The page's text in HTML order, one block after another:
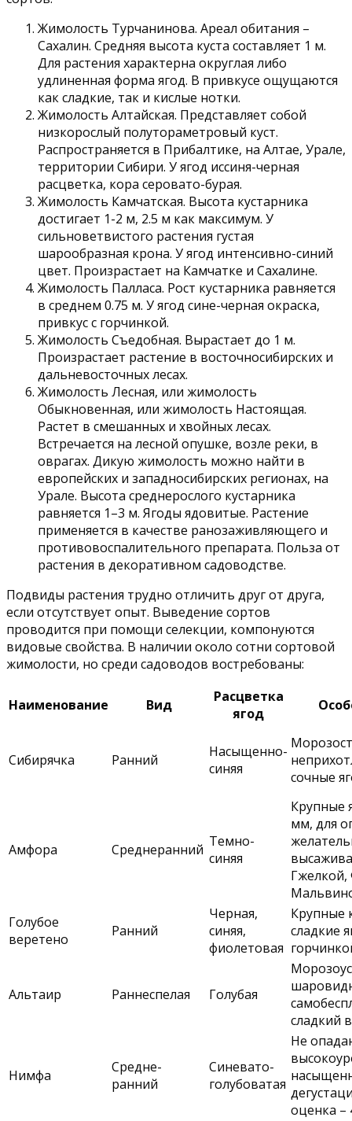
Жимолость Турчанинова. Ареал обитания –
Сахалин. Средняя высота куста составляет 1 м.
Для растения характерна округлая либо
удлиненная форма ягод. В привкусе ощущаются
как сладкие, так и кислые нотки.
Жимолость Алтайская. Представляет собой
низкорослый полутораметровый куст.
Распространяется в Прибалтике, на Алтае, Урале,
территории Сибири. У ягод иссиня-черная
расцветка, кора серовато-бурая.
Жимолость Камчатская. Высота кустарника
достигает 1-2 м, 2.5 м как максимум. У
сильноветвистого растения густая
шарообразная крона. У ягод интенсивно-синий
цвет. Произрастает на Камчатке и Сахалине.
Жимолость Палласа. Рост кустарника равняется
в среднем 0.75 м. У ягод сине-черная окраска,
привкус с горчинкой.
Жимолость Съедобная. Вырастает до 1 м.
Произрастает растение в восточносибирских и
дальневосточных лесах.
Жимолость Лесная, или жимолость
Обыкновенная, или жимолость Настоящая.
Растет в смешанных и хвойных лесах.
Встречается на лесной опушке, возле реки, в
оврагах. Дикую жимолость можно найти в
европейских и западносибирских регионах, на
Урале. Высота среднерослого кустарника
равняется 1–3 м. Ягоды ядовитые. Растение
применяется в качестве ранозаживляющего и
противовоспалительного препарата. Польза от
растения в декоративном садоводстве.
Подвиды растения трудно отличить друг от друга,
если отсутствует опыт. Выведение сортов
проводится при помощи селекции, компонуются
видовые свойства. В наличии около сотни сортовой
жимолости, но среди садоводов востребованы:
Наименование Вид
Расцветка
ягод
Сибирячка Ранний
Насыщенно-
синяя
сочные
Амфора Среднеранний Темно-
синяя
Крупные
мм, для
Голубое
веретено
Ранний
Черная,
синяя,
фиолетовая
Крупные
сладкие
Альтаир Раннеспелая Голубая
сладкий
Нимфа
Средне-
ранний
Синевато-
голубоватая
Не
оценка –